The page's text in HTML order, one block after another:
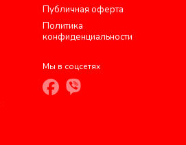
Публичная оферта
Политика
конфиденциальности
Мы в соцсетях